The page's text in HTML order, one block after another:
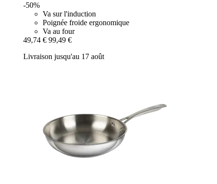
-50%
Va sur l'induction
Poignée froide ergonomique
Va au four
49,74 € 99,49 €
Livraison jusqu'au 17 août